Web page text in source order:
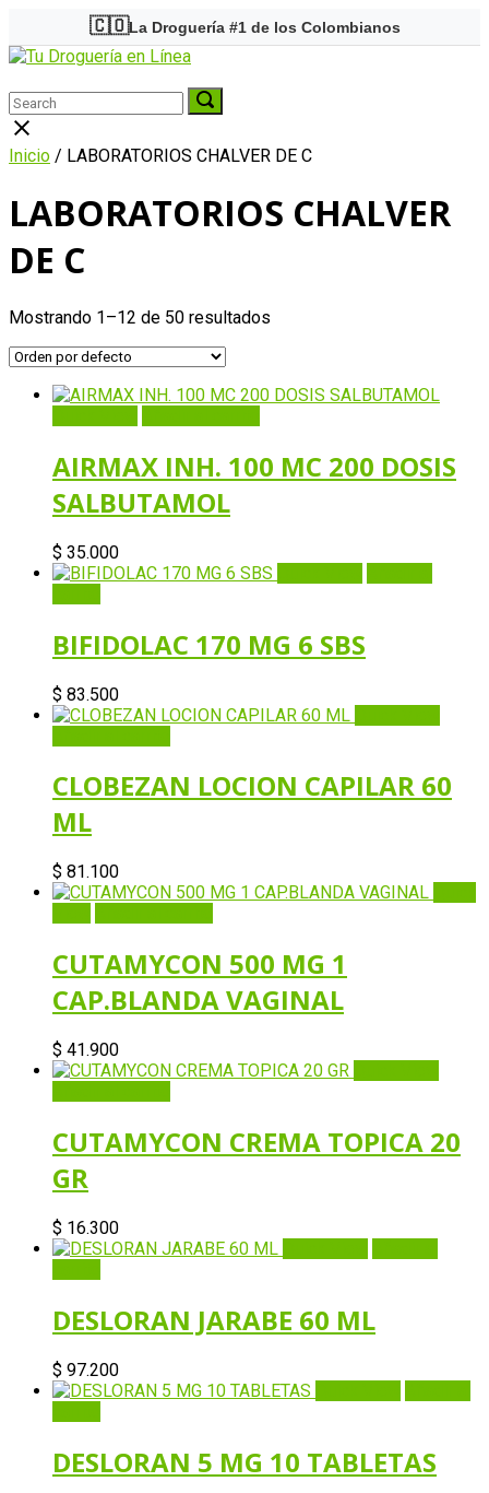
content
🇨🇴La Droguería #1 de los Colombianos
Home
Menu
Search
for:
Search
for:
Search
Close
search
bar
Inicio / LABORATORIOS CHALVER DE C
LABORATORIOS CHALVER
DE C
Mostrando 1–12 de 50 resultados
AIRMAX INH. 100 MC 200 DOSIS
SALBUTAMOL
$ 35.000
BIFIDOLAC 170 MG 6 SBS
$ 83.500
CLOBEZAN LOCION CAPILAR 60
ML
$ 81.100
CUTAMYCON 500 MG 1
CAP.BLANDA VAGINAL
$ 41.900
CUTAMYCON CREMA TOPICA 20
GR
$ 16.300
DESLORAN JARABE 60 ML
$ 97.200
DESLORAN 5 MG 10 TABLETAS